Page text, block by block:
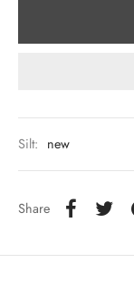
Silt: new
Share